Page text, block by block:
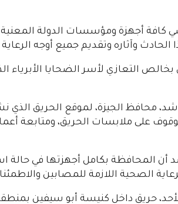
كافة أجهزة ومؤسسات الدولة المعنية
الحادث وآثاره وتقديم جميع أوجه
التعازي لأسر الضحايا الأبرياء
محافظ الجيزة، لموقع الحريق الذي
على ملابسات الحريق، ومتابعة
أن المحافظة بكامل أجهزتها في حالة
الصحية اللازمة للمصابين
حريق داخل كنيسة أبو سيفين